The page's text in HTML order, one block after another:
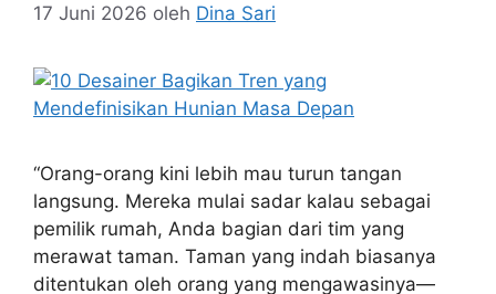
17 Juni 2026 oleh Dina Sari
“Orang-orang kini lebih mau turun tangan
langsung. Mereka mulai sadar kalau sebagai
pemilik rumah, Anda bagian dari tim yang
merawat taman. Taman yang indah biasanya
ditentukan oleh orang yang mengawasinya—